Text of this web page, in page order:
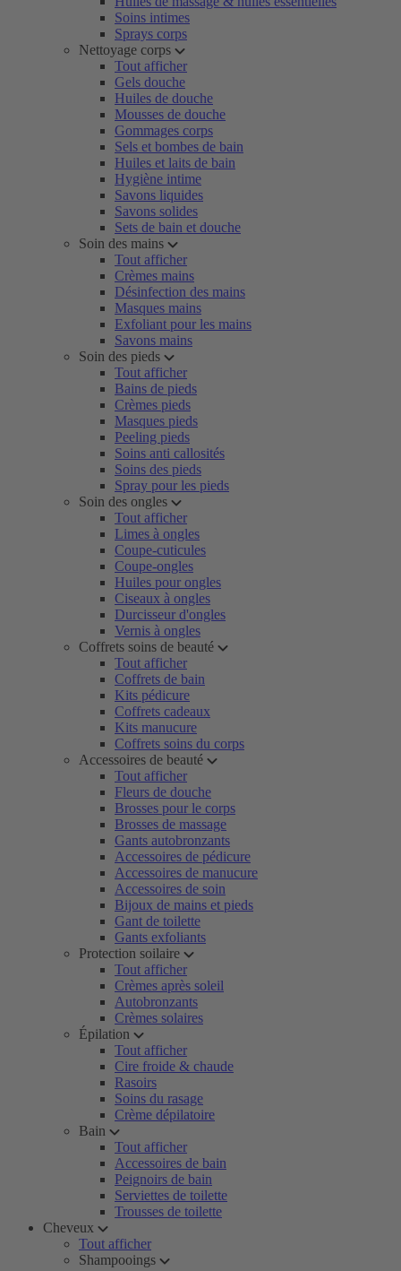
Soins intimes
Sprays corps
Nettoyage corps
Tout afficher
Gels douche
Huiles de douche
Mousses de douche
Gommages corps
Sels et bombes de bain
Huiles et laits de bain
Hygiène intime
Savons liquides
Savons solides
Sets de bain et douche
Soin des mains
Tout afficher
Crèmes mains
Désinfection des mains
Masques mains
Exfoliant pour les mains
Savons mains
Soin des pieds
Tout afficher
Bains de pieds
Crèmes pieds
Masques pieds
Peeling pieds
Soins anti callosités
Soins des pieds
Spray pour les pieds
Soin des ongles
Tout afficher
Limes à ongles
Coupe-cuticules
Coupe-ongles
Huiles pour ongles
Ciseaux à ongles
Durcisseur d'ongles
Vernis à ongles
Coffrets soins de beauté
Tout afficher
Coffrets de bain
Kits pédicure
Coffrets cadeaux
Kits manucure
Coffrets soins du corps
Accessoires de beauté
Tout afficher
Fleurs de douche
Brosses pour le corps
Brosses de massage
Gants autobronzants
Accessoires de pédicure
Accessoires de manucure
Accessoires de soin
Bijoux de mains et pieds
Gant de toilette
Gants exfoliants
Protection soilaire
Tout afficher
Crèmes après soleil
Autobronzants
Crèmes solaires
Épilation
Tout afficher
Cire froide & chaude
Rasoirs
Soins du rasage
Crème dépilatoire
Bain
Tout afficher
Accessoires de bain
Peignoirs de bain
Serviettes de toilette
Trousses de toilette
Cheveux
Tout afficher
Shampooings